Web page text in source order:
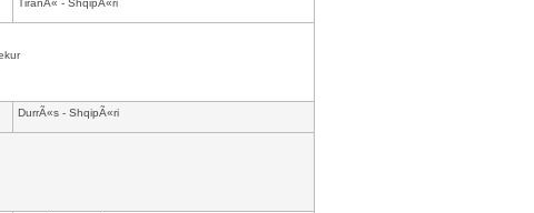
TiranÃ« - ShqipÃ«ri
DurrÃ«s - ShqipÃ«ri